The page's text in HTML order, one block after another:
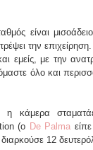
είναι
την επιχείρηση.
εμείς, με την
όλο και
κάμερα
(ο De Palma
12